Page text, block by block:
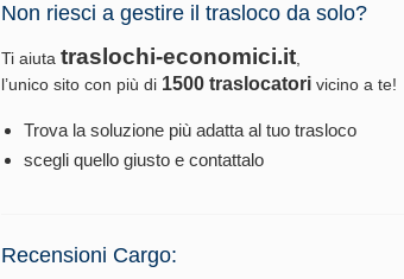
Non riesci a gestire il trasloco da solo?
Ti aiuta traslochi-economici.it,
l’unico sito con più di 1500 traslocatori vicino a te!
Trova la soluzione più adatta al tuo trasloco
scegli quello giusto e contattalo
Recensioni Cargo: